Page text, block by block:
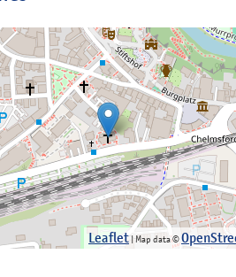
Leaflet| Map data ©